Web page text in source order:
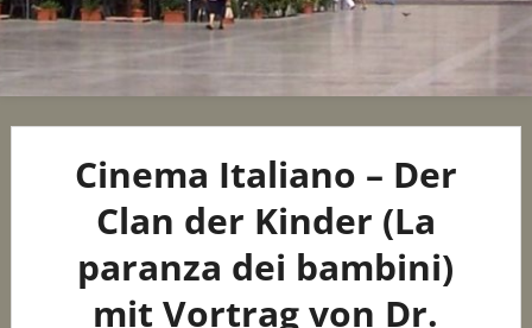
Cinema Italiano – Der
Clan der Kinder (La
paranza dei bambini)
mit Vortrag von Dr.